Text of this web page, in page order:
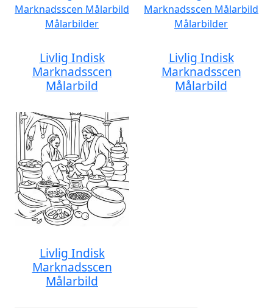
Livlig Indisk
Marknadsscen
Målarbild
Livlig Indisk
Marknadsscen
Målarbild
Livlig Indisk
Marknadsscen
Målarbild